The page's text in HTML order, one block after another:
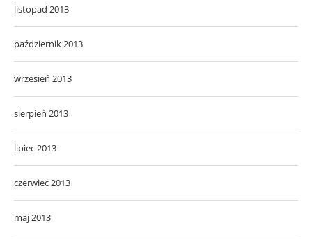
listopad 2013
październik 2013
wrzesień 2013
sierpień 2013
lipiec 2013
czerwiec 2013
maj 2013